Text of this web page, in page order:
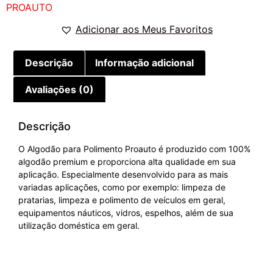
PROAUTO
Adicionar aos Meus Favoritos
Descrição Informação adicional
Avaliações (0)
Descrição
O Algodão para Polimento Proauto é produzido com 100%
algodão premium e proporciona alta qualidade em sua
aplicação. Especialmente desenvolvido para as mais
variadas aplicações, como por exemplo: limpeza de
pratarias, limpeza e polimento de veículos em geral,
equipamentos náuticos, vidros, espelhos, além de sua
utilização doméstica em geral.